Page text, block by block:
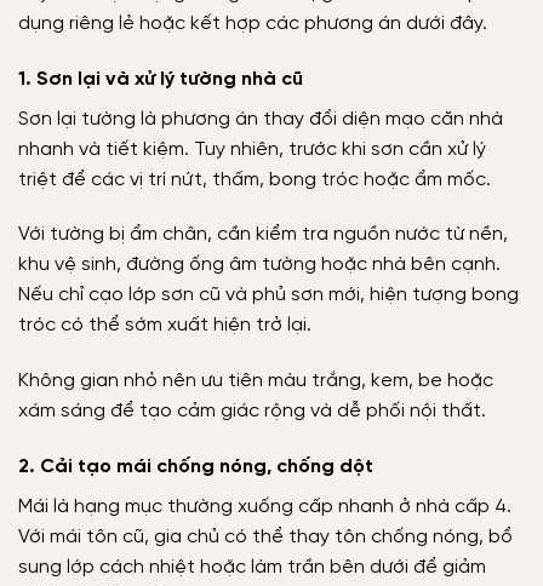
dụng riêng lẻ hoặc kết hợp các phương án dưới đây.
1. Sơn lại và xử lý tường nhà cũ
Sơn lại tường là phương án thay đổi diện mạo căn nhà
nhanh và tiết kiệm. Tuy nhiên, trước khi sơn cần xử lý
triệt để các vị trí nứt, thấm, bong tróc hoặc ẩm mốc.
Với tường bị ẩm chân, cần kiểm tra nguồn nước từ nền,
khu vệ sinh, đường ống âm tường hoặc nhà bên cạnh.
Nếu chỉ cạo lớp sơn cũ và phủ sơn mới, hiện tượng bong
tróc có thể sớm xuất hiện trở lại.
Không gian nhỏ nên ưu tiên màu trắng, kem, be hoặc
xám sáng để tạo cảm giác rộng và dễ phối nội thất.
2. Cải tạo mái chống nóng, chống dột
Mái là hạng mục thường xuống cấp nhanh ở nhà cấp 4.
Với mái tôn cũ, gia chủ có thể thay tôn chống nóng, bổ
sung lớp cách nhiệt hoặc làm trần bên dưới để giảm